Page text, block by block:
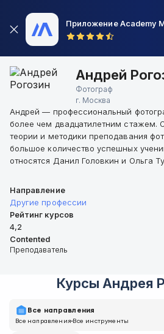
Приложение Academy
Андрей
Фотограф
г. Москва
Андрей — профессиональный
более чем двадцатилетним стажем.
теории и методики преподавания
большое количество успешных
относятся Данил Головкин и Ольга
Направление
Другие профессии
Рейтинг курсов
4,2
Contented
Преподаватель
Курсы Андрея
Все направления
Все направленияВсе инструменты